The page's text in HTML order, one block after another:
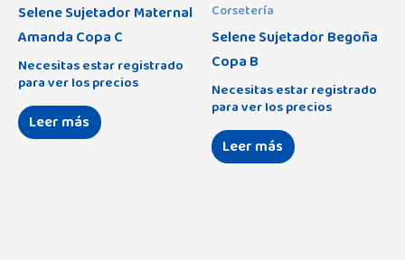
Selene Sujetador Maternal
Amanda Copa C
Necesitas estar registrado
para ver los precios
Leer más
Corsetería
Selene Sujetador Begoña
Copa B
Necesitas estar registrado
para ver los precios
Leer más